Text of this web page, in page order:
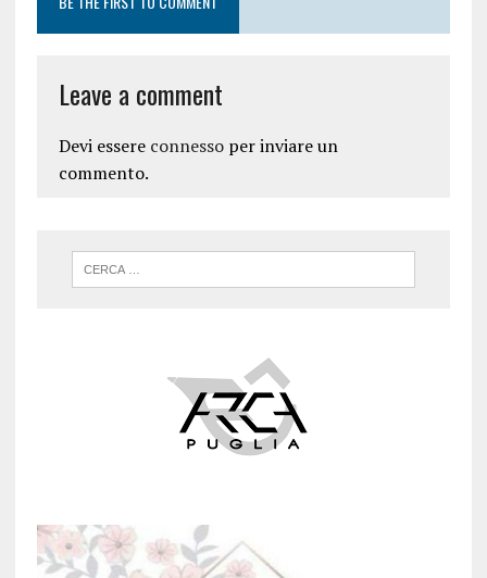
Leave a comment
Devi essere connessoper inviare un
commento.